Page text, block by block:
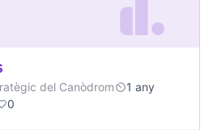
del Canòdrom
1 any
0